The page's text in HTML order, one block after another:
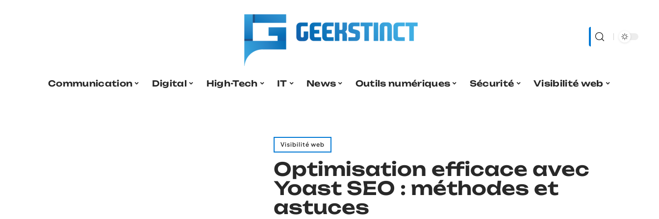
Communication Digital High-Tech IT News Outils numériques Sécurité Visibilité web
Visibilité web
Optimisation efficace avec
Yoast SEO : méthodes et
astuces